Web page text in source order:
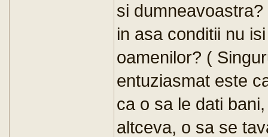
si
in asa conditii nu
oamenilor? (
entuziasmat este
ca o sa le dati
altceva, o sa se